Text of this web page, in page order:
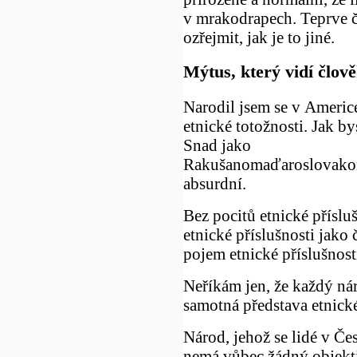
v mrakodrapech. Teprve
ozřejmit, jak je to jiné.
Mýtus, který vidí
Narodil jsem se v
etnické totožnosti. Jak
Snad jako
absurdní.
Bez pocitů etnické
etnické příslušnosti jako
pojem etnické
Neříkám jen, že každý
samotná představa
Národ, jehož se lidé v